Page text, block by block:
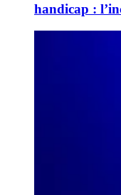
handicap :